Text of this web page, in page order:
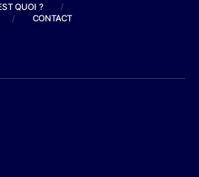
QUOI ?
/
/ CONTACT